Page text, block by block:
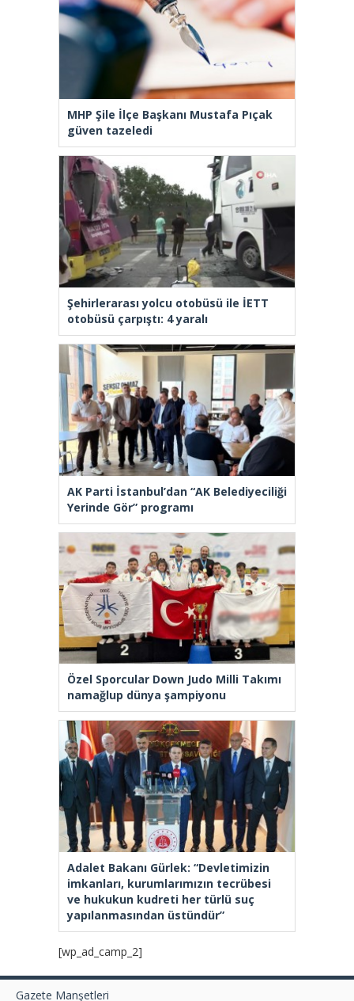
MHP Şile İlçe Başkanı Mustafa Pıçak
güven tazeledi
Şehirlerarası yolcu otobüsü ile İETT
otobüsü çarpıştı: 4 yaralı
AK Parti İstanbul’dan “AK Belediyeciliği
Yerinde Gör” programı
Özel Sporcular Down Judo Milli Takımı
namağlup dünya şampiyonu
Adalet Bakanı Gürlek: “Devletimizin
imkanları, kurumlarımızın tecrübesi
ve hukukun kudreti her türlü suç
yapılanmasından üstündür”
[wp_ad_camp_2]
Gazete Manşetleri